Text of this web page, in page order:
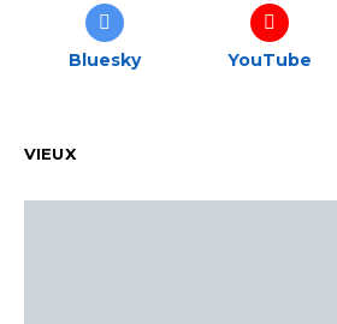
Bluesky YouTube
VIEUX